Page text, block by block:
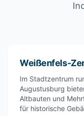
Weißenfels-
Im Stadtzentrum
Augustusburg
Altbauten und
für historische